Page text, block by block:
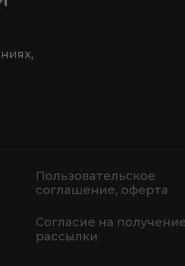
Пользовательское
соглашение, оферта
Согласие на
рассылки